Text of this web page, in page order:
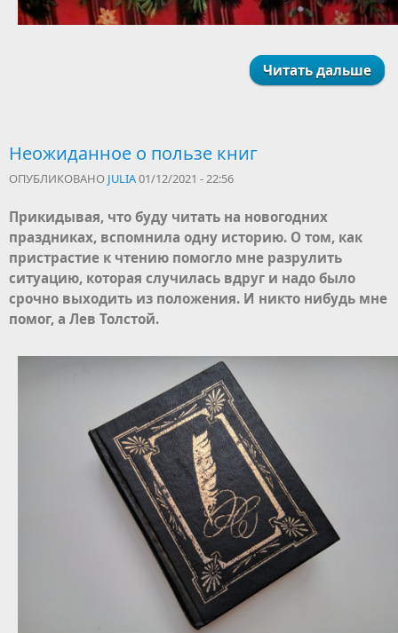
Читать дальше
Неожиданное о пользе книг
ОПУБЛИКОВАНО JULIA01/12/2021 - 22:56
Прикидывая, что буду читать на новогодних
праздниках, вспомнила одну историю. О том, как
пристрастие к чтению помогло мне разрулить
ситуацию, которая случилась вдруг и надо было
срочно выходить из положения. И никто нибудь мне
помог, а Лев Толстой.